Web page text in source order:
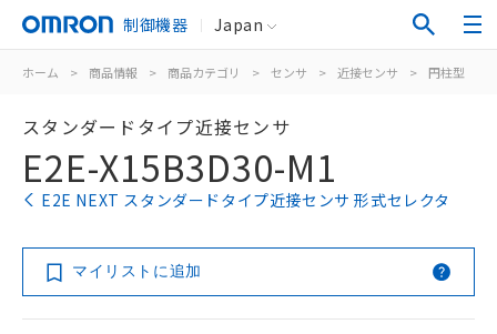
制御機器 Japan
ホーム > 商品情報 > 商品カテゴリ > センサ > 近接センサ > 円柱型
スタンダードタイプ近接センサ
E2E-X15B3D30-M1
E2E NEXT スタンダードタイプ近接センサ 形式セレクタ
マイリストに追加